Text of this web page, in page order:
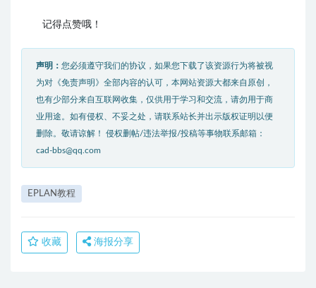
记得点赞哦！
声明： 您必须遵守我们的协议，如果您下载了该资源行为将被视
为对《免责声明》全部内容的认可，本网站资源大都来自原创，
也有少部分来自互联网收集，仅供用于学习和交流，请勿用于商
业用途。如有侵权、不妥之处，请联系站长并出示版权证明以便
删除。敬请谅解！ 侵权删帖/违法举报/投稿等事物联系邮箱：
cad-bbs@qq.com
EPLAN教程
收藏 海报分享